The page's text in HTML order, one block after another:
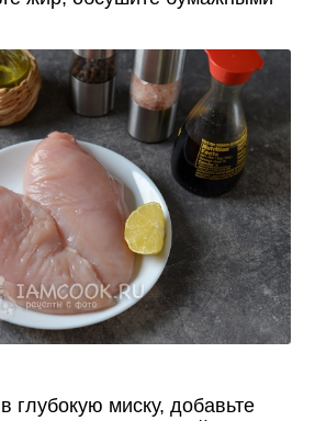
глубокую миску, добавьте